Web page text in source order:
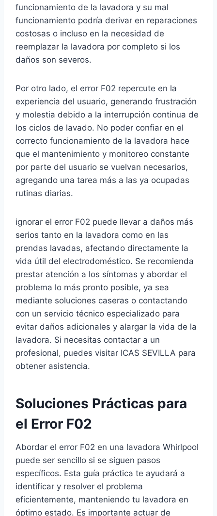
funcionamiento de la lavadora y su mal
funcionamiento podría derivar en reparaciones
costosas o incluso en la necesidad de
reemplazar la lavadora por completo si los
daños son severos.
Por otro lado, el error F02 repercute en la
experiencia del usuario, generando frustración
y molestia debido a la interrupción continua de
los ciclos de lavado. No poder confiar en el
correcto funcionamiento de la lavadora hace
que el mantenimiento y monitoreo constante
por parte del usuario se vuelvan necesarios,
agregando una tarea más a las ya ocupadas
rutinas diarias.
ignorar el error F02 puede llevar a daños más
serios tanto en la lavadora como en las
prendas lavadas, afectando directamente la
vida útil del electrodoméstico. Se recomienda
prestar atención a los síntomas y abordar el
problema lo más pronto posible, ya sea
mediante soluciones caseras o contactando
con un servicio técnico especializado para
evitar daños adicionales y alargar la vida de la
lavadora. Si necesitas contactar a un
profesional, puedes visitar ICAS SEVILLA para
obtener asistencia.
Soluciones Prácticas para
el Error F02
Abordar el error F02 en una lavadora Whirlpool
puede ser sencillo si se siguen pasos
específicos. Esta guía práctica te ayudará a
identificar y resolver el problema
eficientemente, manteniendo tu lavadora en
óptimo estado. Es importante actuar de